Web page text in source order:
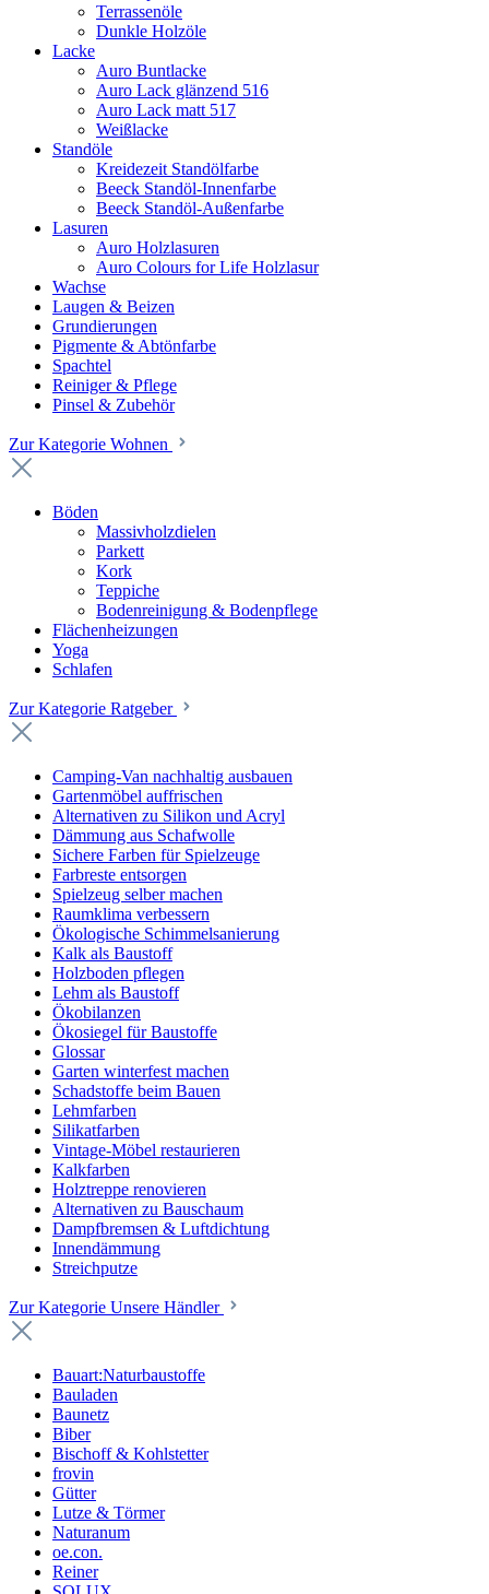
Terrassenöle
Dunkle Holzöle
Lacke
Auro Buntlacke
Auro Lack glänzend 516
Auro Lack matt 517
Weißlacke
Standöle
Kreidezeit Standölfarbe
Beeck Standöl-Innenfarbe
Beeck Standöl-Außenfarbe
Lasuren
Auro Holzlasuren
Auro Colours for Life Holzlasur
Wachse
Laugen & Beizen
Grundierungen
Pigmente & Abtönfarbe
Spachtel
Reiniger & Pflege
Pinsel & Zubehör
Zur Kategorie Wohnen
Böden
Massivholzdielen
Parkett
Kork
Teppiche
Bodenreinigung & Bodenpflege
Flächenheizungen
Yoga
Schlafen
Zur Kategorie Ratgeber
Camping-Van nachhaltig ausbauen
Gartenmöbel auffrischen
Alternativen zu Silikon und Acryl
Dämmung aus Schafwolle
Sichere Farben für Spielzeuge
Farbreste entsorgen
Spielzeug selber machen
Raumklima verbessern
Ökologische Schimmelsanierung
Kalk als Baustoff
Holzboden pflegen
Lehm als Baustoff
Ökobilanzen
Ökosiegel für Baustoffe
Glossar
Garten winterfest machen
Schadstoffe beim Bauen
Lehmfarben
Silikatfarben
Vintage-Möbel restaurieren
Kalkfarben
Holztreppe renovieren
Alternativen zu Bauschaum
Dampfbremsen & Luftdichtung
Innendämmung
Streichputze
Zur Kategorie Unsere Händler
Bauart:Naturbaustoffe
Bauladen
Baunetz
Biber
Bischoff & Kohlstetter
frovin
Gütter
Lutze & Törmer
Naturanum
oe.con.
Reiner